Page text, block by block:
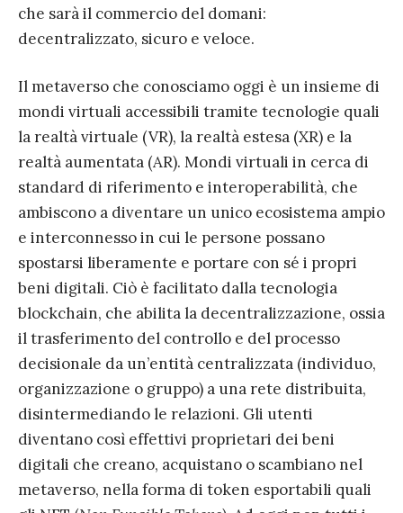
che sarà il commercio del domani:
decentralizzato, sicuro e veloce.
Il metaverso che conosciamo oggi è un insieme di
mondi virtuali accessibili tramite tecnologie quali
la realtà virtuale (VR), la realtà estesa (XR) e la
realtà aumentata (AR). Mondi virtuali in cerca di
standard di riferimento e interoperabilità, che
ambiscono a diventare un unico ecosistema ampio
e interconnesso in cui le persone possano
spostarsi liberamente e portare con sé i propri
beni digitali. Ciò è facilitato dalla tecnologia
blockchain, che abilita la decentralizzazione, ossia
il trasferimento del controllo e del processo
decisionale da un’entità centralizzata (individuo,
organizzazione o gruppo) a una rete distribuita,
disintermediando le relazioni. Gli utenti
diventano così effettivi proprietari dei beni
digitali che creano, acquistano o scambiano nel
metaverso, nella forma di token esportabili quali